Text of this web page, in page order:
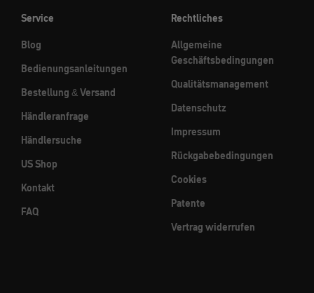
Service
Blog
Bedienungsanleitungen
Bestellung & Versand
Händleranfrage
Händlersuche
US Shop
Kontakt
FAQ
Rechtliches
Allgemeine
Geschäftsbedingungen
Qualitätsmanagement
Datenschutz
Impressum
Rückgabebedingungen
Cookies
Patente
Vertrag widerrufen